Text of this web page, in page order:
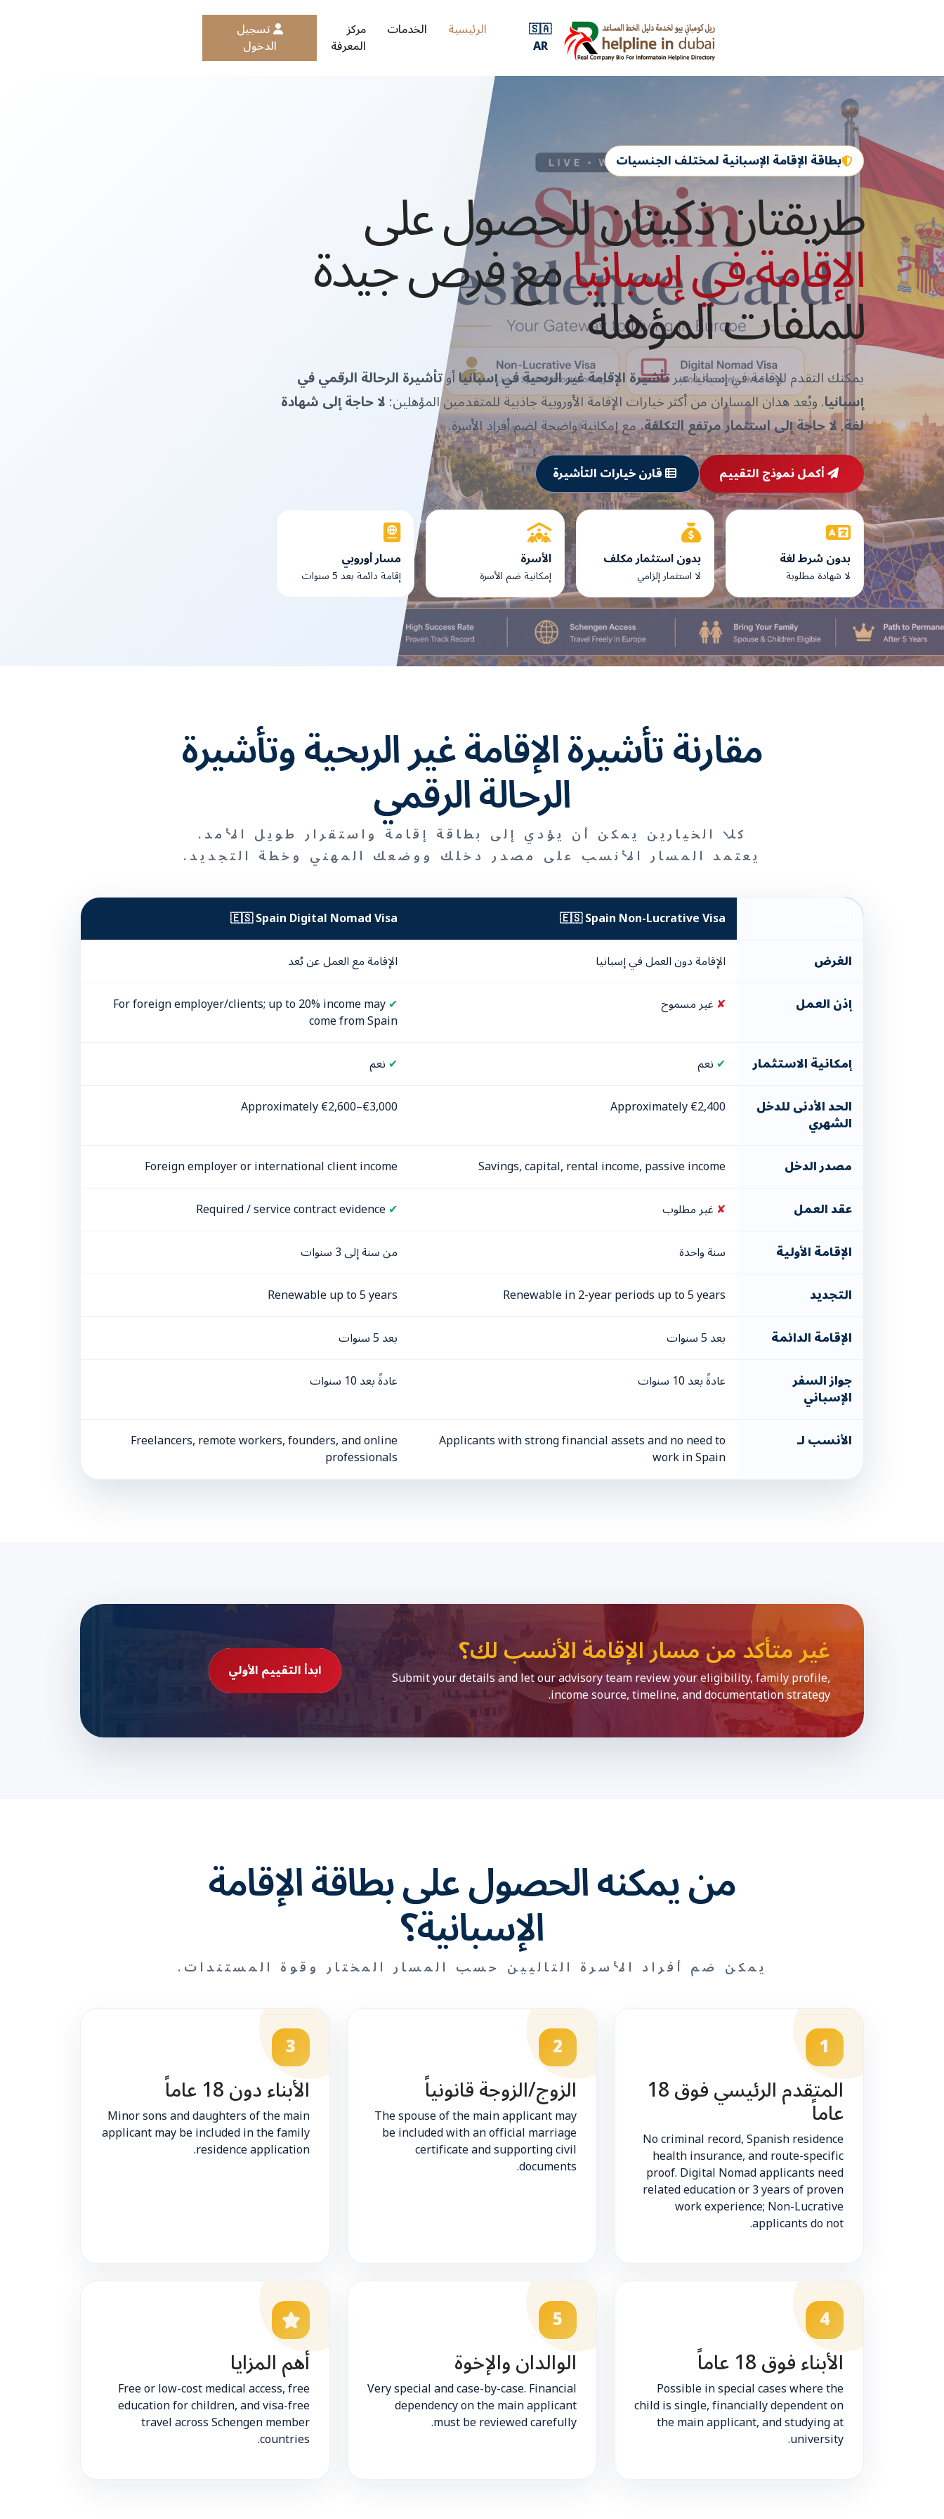
🇸🇦
AR
الرئيسية الخدمات مركز
المعرفة
تسجيل
الدخول
بطاقة الإقامة الإسبانية لمختلف الجنسيات
طريقتان ذكيتان للحصول على
الإقامة في إسبانيامع فرص جيدةللملفات المؤهلة
يمكنك التقدم للإقامة في إسبانيا عبرتأشيرة الإقامة غير الربحية في إسبانياأوتأشيرة الرحالة الرقمي في
إسبانيا. ويُعد هذان المساران من أكثر خيارات الإقامة الأوروبية جاذبية للمتقدمين المؤهلين:لا حاجة إلى شهادة
لغة,لا حاجة إلى استثمار مرتفع التكلفة، مع إمكانية واضحة لضم أفراد الأسرة.
أكمل نموذج التقييم قارن خيارات التأشيرة
بدون شرط لغة
لا شهادة مطلوبة
بدون استثمار مكلف
لا استثمار إلزامي
الأسرة
إمكانية ضم الأسرة
مسار أوروبي
إقامة دائمة بعد 5 سنوات
مقارنة تأشيرة الإقامة غير الربحية وتأشيرة
الرحالة الرقمي
كلا الخيارين يمكن أن يؤدي إلى بطاقة إقامة واستقرار طويل الأمد.
يعتمد المسار الأنسب على مصدر دخلك ووضعك المهني وخطة التجديد.
🇪🇸 Spain Non-Lucrative Visa
🇪🇸 Spain Digital Nomad Visa
الغرض
الإقامة دون العمل في إسبانيا
الإقامة مع العمل عن بُعد
إذن العمل
✘ غير مسموح ✔
For foreign employer/clients; up to 20% income may
come from Spain
إمكانية الاستثمار
✔ نعم ✔ نعم
الحد الأدنى للدخل
الشهري
Approximately €2,400
Approximately €2,600–€3,000
مصدر الدخل Savings, capital, rental income, passive income
Foreign employer or international client income
عقد العمل
✘ غير مطلوب ✔
الإقامة الأولية
سنة واحدة
من سنة إلى 3 سنوات
التجديد
Renewable in 2-year periods up to 5 years
Renewable up to 5 years
الإقامة الدائمة
بعد 5 سنوات
بعد 5 سنوات
جواز السفر
الإسباني
عادةً بعد 10 سنوات عادةً بعد 10 سنوات
الأنسب لـ Applicants with strong financial assets and no need to
work in Spain
Freelancers, remote workers, founders, and online
professionals
غير متأكد من مسار الإقامة الأنسب لك؟
Submit your details and let our advisory team review your eligibility, family profile,
income source, timeline, and documentation strategy.
ابدأ التقييم الأولي
من يمكنه الحصول على بطاقة الإقامة
الإسبانية؟
يمكن ضم أفراد الأسرة التاليين حسب المسار المختار وقوة المستندات.
1
المتقدم الرئيسي فوق 18
عاماً
No criminal record, Spanish residence
health insurance, and route-specific
proof. Digital Nomad applicants need
related education or 3 years of proven
work experience; Non-Lucrative
applicants do not.
2
الزوج/الزوجة قانونياً
The spouse of the main applicant may
be included with an official marriage
certificate and supporting civil
documents.
3
الأبناء دون 18 عاماً
Minor sons and daughters of the main
applicant may be included in the family
residence application.
4
الأبناء فوق 18 عاماً
Possible in special cases where the
child is single, financially dependent on
the main applicant, and studying at
university.
5
الوالدان والإخوة
Very special and case-by-case. Financial
dependency on the main applicant
must be reviewed carefully.
أهم المزايا
Free or low-cost medical access, free
education for children, and visa-free
travel across Schengen member
countries.